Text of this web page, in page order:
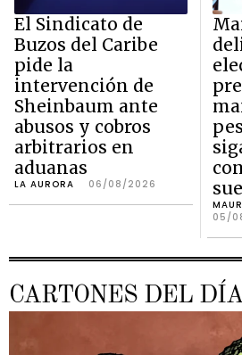
El Sindicato de
Buzos del Caribe
pide la
intervención de
Sheinbaum ante
abusos y cobros
arbitrarios en
aduanas
LA AURORA 06/08/2026
05/
CARTONES DEL